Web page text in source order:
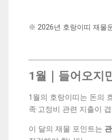
※ 2026년 호랑이띠 재물
1월｜들어오지
1월의 호랑이띠는 돈의
족·고정비 관련 지출이
이 달의 재물 포인트는